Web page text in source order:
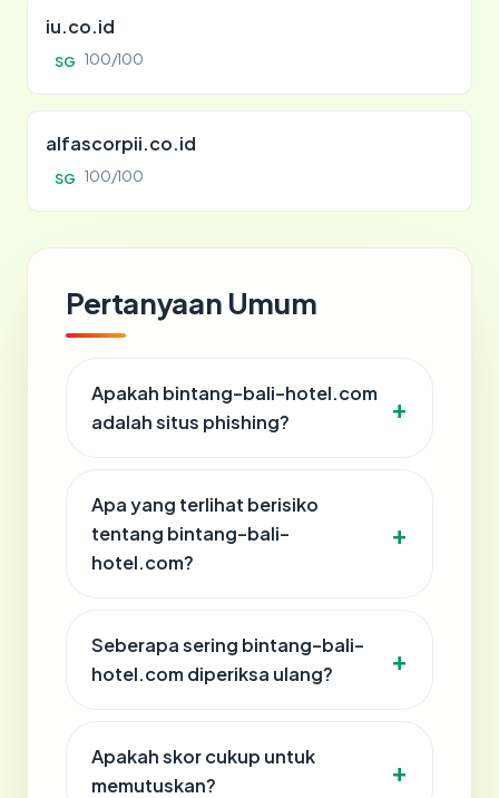
iu.co.id
SG 100/100
alfascorpii.co.id
SG 100/100
Pertanyaan Umum
Apakah bintang-bali-hotel.com
adalah situs phishing?
Apa yang terlihat berisiko
tentang bintang-bali-
hotel.com?
Seberapa sering bintang-bali-
hotel.com diperiksa ulang?
Apakah skor cukup untuk
memutuskan?